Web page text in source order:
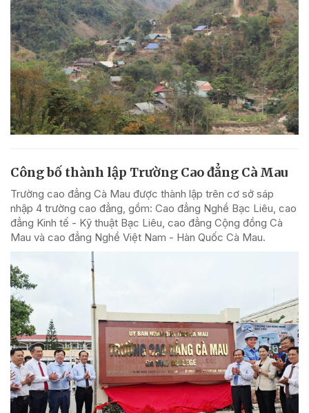
Công bố thành lập Trường Cao đẳng Cà Mau
Trường cao đẳng Cà Mau được thành lập trên cơ sở sáp
nhập 4 trường cao đẳng, gồm: Cao đẳng Nghề Bạc Liêu, cao
đẳng Kinh tế - Kỹ thuật Bạc Liêu, cao đẳng Cộng đồng Cà
Mau và cao đẳng Nghề Việt Nam - Hàn Quốc Cà Mau.